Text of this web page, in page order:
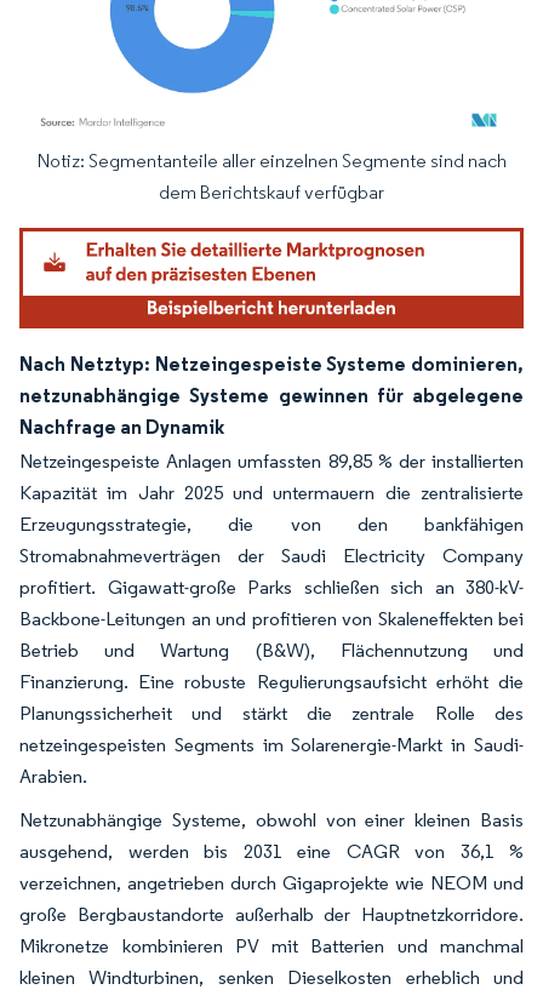
Bild © Mordor Intelligence. Wiederverwendung erfordert Namensnennung
Notiz: Segmentanteile aller einzelnen Segmente sind nach
dem Berichtskauf verfügbar
Nach Netztyp: Netzeingespeiste Systeme dominieren,
netzunabhängige Systeme gewinnen für abgelegene
Nachfrage an Dynamik
Netzeingespeiste Anlagen umfassten 89,85 % der installierten
Kapazität im Jahr 2025 und untermauern die zentralisierte
Erzeugungsstrategie, die von den bankfähigen
Stromabnahmeverträgen der Saudi Electricity Company
profitiert. Gigawatt-große Parks schließen sich an 380-kV-
Backbone-Leitungen an und profitieren von Skaleneffekten bei
Betrieb und Wartung (B&W), Flächennutzung und
Finanzierung. Eine robuste Regulierungsaufsicht erhöht die
Planungssicherheit und stärkt die zentrale Rolle des
netzeingespeisten Segments im Solarenergie-Markt in Saudi-
Arabien.
Netzunabhängige Systeme, obwohl von einer kleinen Basis
ausgehend, werden bis 2031 eine CAGR von 36,1 %
verzeichnen, angetrieben durch Gigaprojekte wie NEOM und
große Bergbaustandorte außerhalb der Hauptnetzkorridore.
Mikronetze kombinieren PV mit Batterien und manchmal
kleinen Windturbinen, senken Dieselkosten erheblich und